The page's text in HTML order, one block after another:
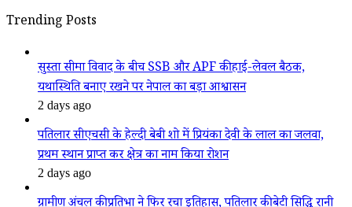
Trending Posts
सुस्ता सीमा विवाद के बीच SSB और APF की हाई-लेवल बैठक,
यथास्थिति बनाए रखने पर नेपाल का बड़ा आश्वासन
2 days ago
पतिलार सीएचसी के हेल्दी बेबी शो में प्रियंका देवी के लाल का जलवा,
प्रथम स्थान प्राप्त कर क्षेत्र का नाम किया रोशन
2 days ago